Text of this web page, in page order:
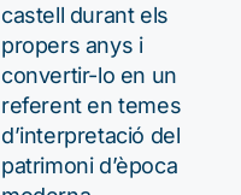
castell durant els
propers anys i
convertir-lo en un
referent en temes
d’interpretació del
patrimoni d’època